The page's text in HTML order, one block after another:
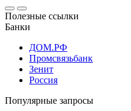
Полезные ссылки
Банки
ДОМ.РФ
Промсвязьбанк
Зенит
Россия
Популярные запросы